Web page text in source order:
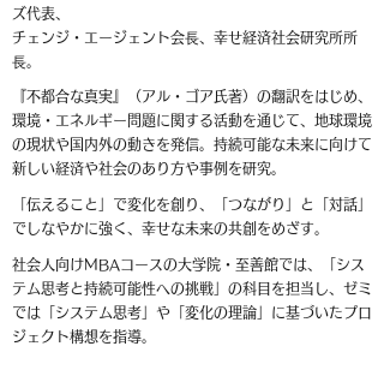
ズ代表、
チェンジ・エージェント会⾧、幸せ経済社会研究所所
⾧。
『不都合な真実』（アル・ゴア氏著）の翻訳をはじめ、
環境・エネルギー問題に関する活動を通じて、地球環境
の現状や国内外の動きを発信。持続可能な未来に向けて
新しい経済や社会のあり方や事例を研究。
「伝えること」で変化を創り、「つながり」と「対話」
でしなやかに強く、幸せな未来の共創をめざす。
社会人向けMBAコースの大学院・至善館では、「シス
テム思考と持続可能性への挑戦」の科目を担当し、ゼミ
では「システム思考」や「変化の理論」に基づいたプロ
ジェクト構想を指導。